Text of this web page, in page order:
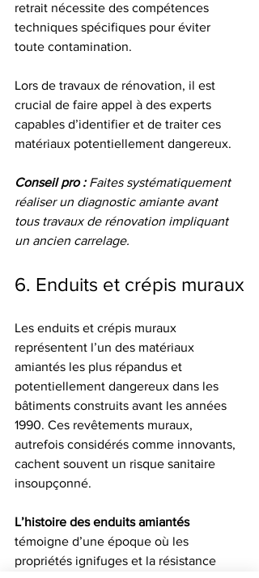
retrait nécessite des compétences
techniques spécifiques pour éviter
toute contamination.
Lors de travaux de rénovation, il est
crucial de faire appel à des experts
capables d’identifier et de traiter ces
matériaux potentiellement dangereux.
Conseil pro : Faites systématiquement
réaliser un diagnostic amiante avant
tous travaux de rénovation impliquant
un ancien carrelage.
6. Enduits et crépis muraux
Les enduits et crépis muraux
représentent l’un des matériaux
amiantés les plus répandus et
potentiellement dangereux dans les
bâtiments construits avant les années
1990. Ces revêtements muraux,
autrefois considérés comme innovants,
cachent souvent un risque sanitaire
insoupçonné.
L’histoire des enduits amiantés
témoigne d’une époque où les
propriétés ignifuges et la résistance